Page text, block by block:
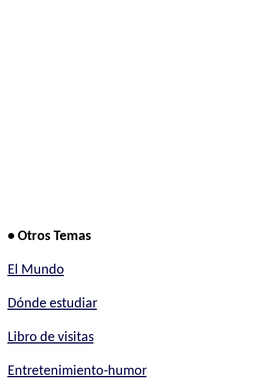
• Otros Temas
El Mundo
Dónde estudiar
Libro de visitas
Entretenimiento-humor